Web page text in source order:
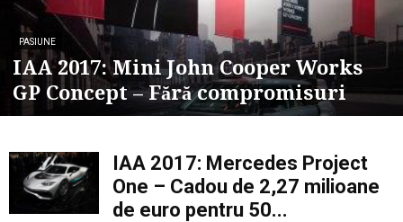
PASIUNE
IAA 2017: Mini John Cooper Works
GP Concept – Fără compromisuri
IAA 2017: Mercedes Project
One – Cadou de 2,27 milioane
de euro pentru 50...